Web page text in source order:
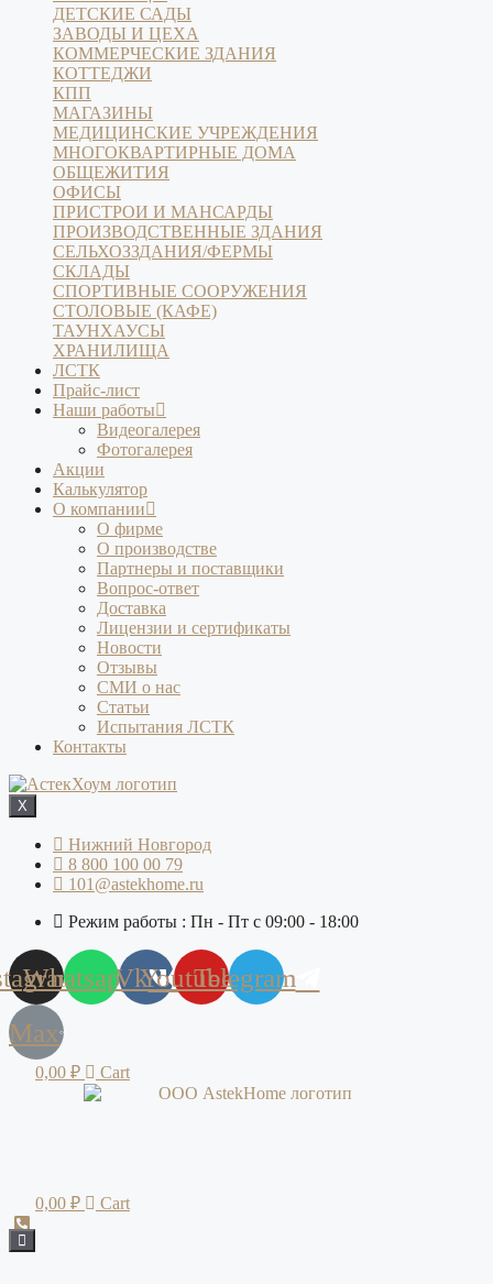
ДЕТСКИЕ САДЫ
ЗАВОДЫ И ЦЕХА
КОММЕРЧЕСКИЕ ЗДАНИЯ
КОТТЕДЖИ
КПП
МАГАЗИНЫ
МЕДИЦИНСКИЕ УЧРЕЖДЕНИЯ
МНОГОКВАРТИРНЫЕ ДОМА
ОБЩЕЖИТИЯ
ОФИСЫ
ПРИСТРОИ И МАНСАРДЫ
ПРОИЗВОДСТВЕННЫЕ ЗДАНИЯ
СЕЛЬХОЗЗДАНИЯ/ФЕРМЫ
СКЛАДЫ
СПОРТИВНЫЕ СООРУЖЕНИЯ
СТОЛОВЫЕ (КАФЕ)
ТАУНХАУСЫ
ХРАНИЛИЩА
ЛСТК
Прайс-лист
Наши работы
Видеогалерея
Фотогалерея
Акции
Калькулятор
О компании
О фирме
О производстве
Партнеры и поставщики
Вопрос-ответ
Доставка
Лицензии и сертификаты
Новости
Отзывы
СМИ о нас
Статьи
Испытания ЛСТК
Контакты
X
Нижний Новгород
8 800 100 00 79
101@astekhome.ru
Режим работы : Пн - Пт с 09:00 - 18:00
Whatsapp
VkYoutubeTelegram
Max
0,00 ₽ Cart
0,00 ₽ Cart